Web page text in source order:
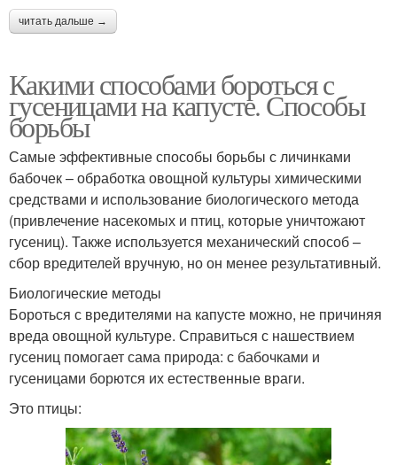
читать дальше →
Какими способами бороться с
гусеницами на капусте. Способы
борьбы
Самые эффективные способы борьбы с личинками
бабочек – обработка овощной культуры химическими
средствами и использование биологического метода
(привлечение насекомых и птиц, которые уничтожают
гусениц). Также используется механический способ –
сбор вредителей вручную, но он менее результативный.
Биологические методы
Бороться с вредителями на капусте можно, не причиняя
вреда овощной культуре. Справиться с нашествием
гусениц помогает сама природа: с бабочками и
гусеницами борются их естественные враги.
Это птицы: